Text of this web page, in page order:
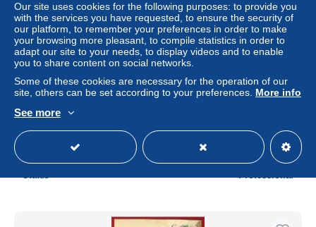
1 1/2 $ Freimarke 1905, sauber in ungebrauchter Erhaltung
mit Falz, Zähnung 26:17. Mi. 1.400,-€ Michel 26 A.
± $311.09
Our site uses cookies for the following purposes: to provide you
with the services you have requested, to ensure the security of
our platform, to remember your preferences in order to make
your browsing more pleasant, to compile statistics in order to
adapt our site to your needs, to display videos and to enable
you to share content on social networks.
Some of these cookies are necessary for the operation of our
site, others can be set according to your preferences. More info
See more